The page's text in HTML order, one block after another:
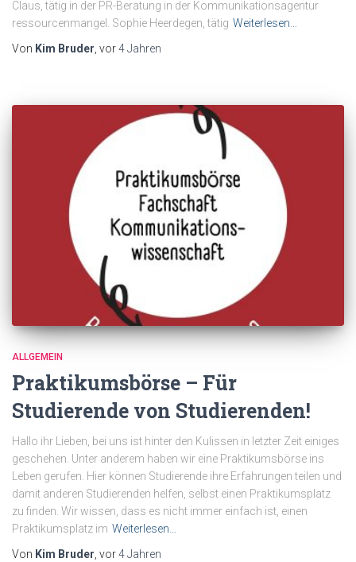
Claus, tätig in der PR-Beratung in der Kommunikationsagentur
ressourcenmangel. Sophie Heerdegen, tätig Weiterlesen…
Von Kim Bruder , vor4 Jahren
ALLGEMEIN
Praktikumsbörse – Für
Studierende von Studierenden!
Hallo ihr Lieben, bei uns ist hinter den Kulissen in letzter Zeit einiges
geschehen. Unter anderem haben wir eine Praktikumsbörse ins
Leben gerufen. Hier können Studierende ihre Erfahrungen teilen und
damit anderen Studierenden helfen, selbst einen Praktikumsplatz
zu finden. Wir wissen, dass es nicht immer einfach ist, einen
Praktikumsplatz im Weiterlesen…
Von Kim Bruder, vor4 Jahren